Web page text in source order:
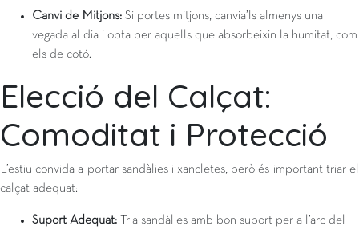
Canvi de Mitjons: Si portes mitjons, canvia’ls almenys una
vegada al dia i opta per aquells que absorbeixin la humitat, com
els de cotó.
Elecció del Calçat:
Comoditat i Protecció
L’estiu convida a portar sandàlies i xancletes, però és important triar el
calçat adequat:
Suport Adequat:
Tria sandàlies amb bon suport per a l’arc del